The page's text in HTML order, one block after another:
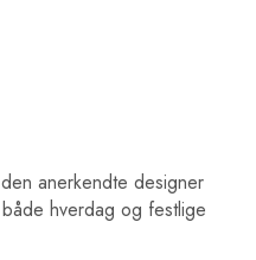
anerkendte designer
hverdag og festlige